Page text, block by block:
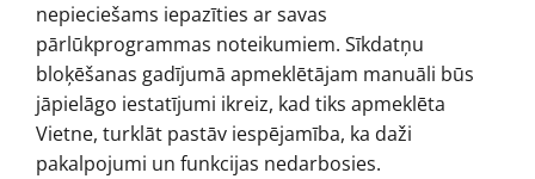
nepieciešams iepazīties ar savas
pārlūkprogrammas noteikumiem. Sīkdatņu
bloķēšanas gadījumā apmeklētājam manuāli būs
jāpielāgo iestatījumi ikreiz, kad tiks apmeklēta
Vietne, turklāt pastāv iespējamība, ka daži
pakalpojumi un funkcijas nedarbosies.